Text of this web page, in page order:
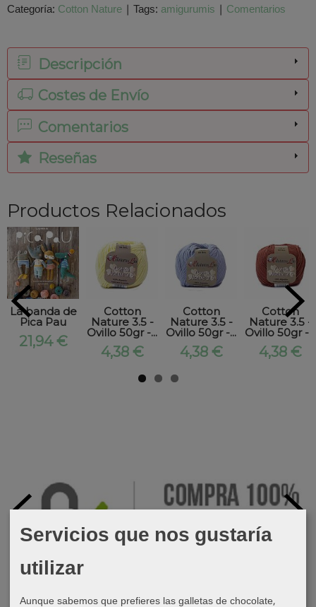
Categoría: Cotton Nature | Tags: amigurumis | Comentarios
Descripción
Costes de Envío
Comentarios
Reseñas
Productos Relacionados
La banda de
Pica Pau
21,94 €
Cotton
Nature 3.5 -
Ovillo 50gr -...
4,38 €
Cotton
Nature 3.5 -
Ovillo 50gr -...
4,38 €
Cotton
Nature 3.5 -
Ovillo 50gr -...
4,38 €
Servicios que nos gustaría
utilizar
Aunque sabemos que prefieres las galletas de chocolate,